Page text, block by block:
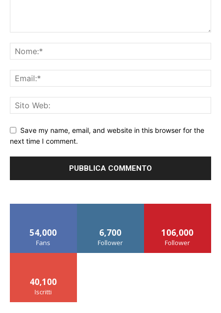
Save my name, email, and website in this browser for the
next time I comment.
54,000
Fans
6,700
Follower
106,000
Follower
40,100
Iscritti